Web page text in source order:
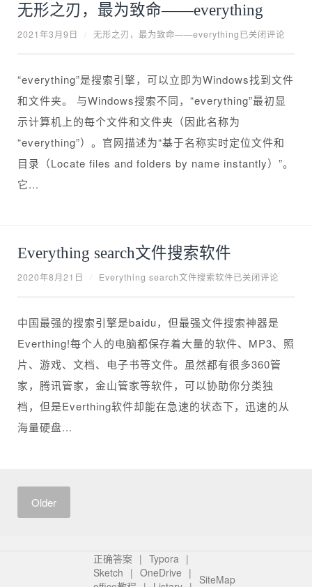
无形之刃，最为致命——everything
2021年3月9日 无形之刃，最为致命——everything已关闭评论
“everything”是搜索引擎，可以立即为Windows找到文件
和文件夹。 与Windows搜索不同，“everything”最初显
示计算机上的每个文件和文件夹（因此名称为
“everything”）。官网描述为“基于名称实时定位文件和
目录（Locate files and folders by name instantly）”。
它...
Everything search文件搜索软件
2020年8月21日 Everything search文件搜索软件已关闭评论
中国最强的搜索引擎是baidu，但最强文件搜索神器是
Everthing!每个人的电脑都保存着大量的软件、MP3、照
片、游戏、文档、电子书等文件。虽然都有很多360管
家，腾讯管家，金山管家等软件，可以协助你分类独
档，但是Everthing软件却能在急速的状态下，迅速的从
海量硬盘...
Older
正确答案
Typora
Sketch
OneDrive
office教程
Listary
SiteMap